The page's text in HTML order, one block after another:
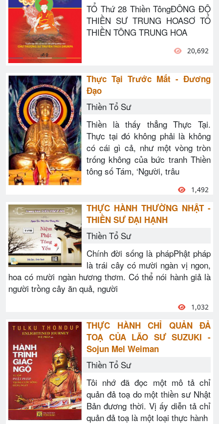
TỔ Thứ 28 Thiền TôngĐÔNG ĐỘ
THIỀN SƯ TRUNG HOASƠ TỔ
THIỀN TÔNG TRUNG HOA
20,692
Thực Tại Trước Mắt - Đương
Đạo
Thiền Tổ Sư
Thiền là thấy thẳng Thực Tại.
Thực tại đó không phải là không
có cái gì cả, như một vòng tròn
trống không của bức tranh Thiền
tông số Tám, ‘Người, trâu
1,492
THỰC HÀNH THƯỜNG NHẬT -
THIỀN SƯ ĐẠI HẠNH
Thiền Tổ Sư
Chính đời sống là phápPhật pháp
là trái cây có mười ngàn vị ngon,
hoa có mười ngàn hương thơm. Có thể nói hành giả là
người trồng cây ăn quả, người
1,032
THỰC HÀNH CHỈ QUẢN ĐẢ
TOẠ CỦA LÃO SƯ SUZUKI -
Sojun Mel Weiman
Thiền Tổ Sư
Tôi nhớ đã đọc một mô tả chỉ
quản đả toạ do một thiền sư Nhật
Bản đương thời. Vị ấy diễn tả chỉ
quản đả toạ là một loại thực hành